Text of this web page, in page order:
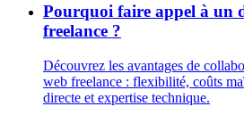
Pourquoi faire appel à un
freelance ?
Découvrez les avantages de
web freelance : flexibilité, coûts
directe et expertise technique.